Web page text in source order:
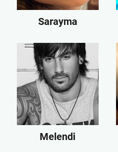
Sarayma
Melendi